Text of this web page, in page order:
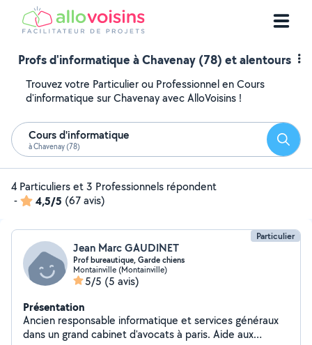
Profs d'informatique à Chavenay (78) et alentours
Trouvez votre Particulier ou Professionnel en Cours
d'informatique sur Chavenay avec AlloVoisins !
Cours d'informatique
à Chavenay (78)
4 Particuliers et 3 Professionnels répondent
-
4,5/5 (67 avis)
Particulier
Jean Marc GAUDINET
Prof bureautique, Garde chiens
Montainville (Montainville)
5/5 (5 avis)
Présentation
Ancien responsable informatique et services généraux
dans un grand cabinet d'avocats à paris. Aide aux